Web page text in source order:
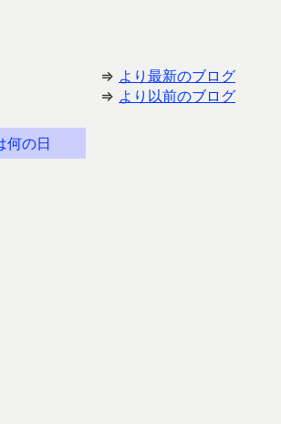
⇒ より最新のブログ
⇒ より以前のブログ
何の日